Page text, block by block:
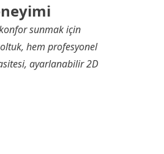
sunmak için
hem profesyonel
ayarlanabilir 2D